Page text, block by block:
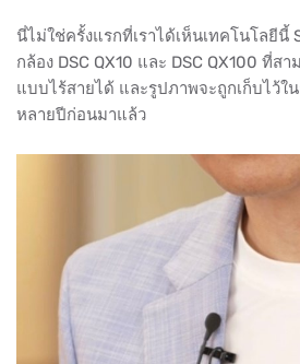
นี่ไม่ใช่ครั้งแรกที่เราได้เห็นเทคโนโลยีนี้
กล้อง DSC QX10 และ DSC QX100 ที่
แบบไร้สายได้ และรูปภาพจะถูกเก็บไว้ใ
หลายปีก่อนมาแล้ว